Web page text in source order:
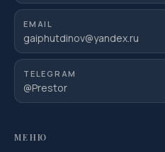
EMAIL
gaiphutdinov@yandex.ru
TELEGRAM
@Prestor
МЕНЮ